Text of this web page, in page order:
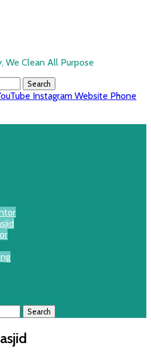
We Clean All Purpose
Instagram Website Phone